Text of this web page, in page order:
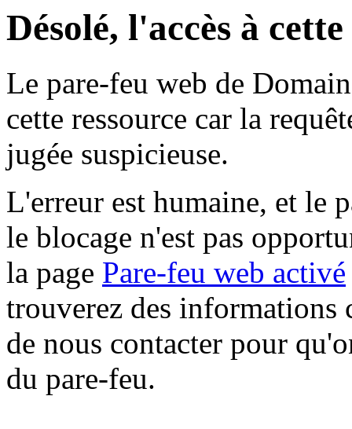
Désolé, l'accès à
Le pare-feu web de
cette ressource car la
jugée suspicieuse.
L'erreur est humaine, et le
le blocage n'est pas
la page Pare-feu web activé
trouverez des informations
de nous contacter pour
du pare-feu.